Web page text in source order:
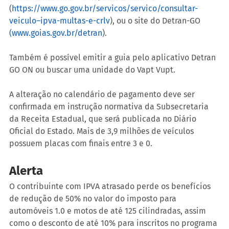
( https://www.go.gov.br/servicos/servico/consultar-
veiculo–ipva-multas-e-crlv), ou o site do Detran-GO
(www.goias.gov.br/detran).
Também é possível emitir a guia pelo aplicativo Detran
GO ON ou buscar uma unidade do Vapt Vupt.
A alteração no calendário de pagamento deve ser
confirmada em instrução normativa da Subsecretaria
da Receita Estadual, que será publicada no Diário
Oficial do Estado. Mais de 3,9 milhões de veículos
possuem placas com finais entre 3 e 0.
Alerta
O contribuinte com IPVA atrasado perde os benefícios
de redução de 50% no valor do imposto para
automóveis 1.0 e motos de até 125 cilindradas, assim
como o desconto de até 10% para inscritos no programa